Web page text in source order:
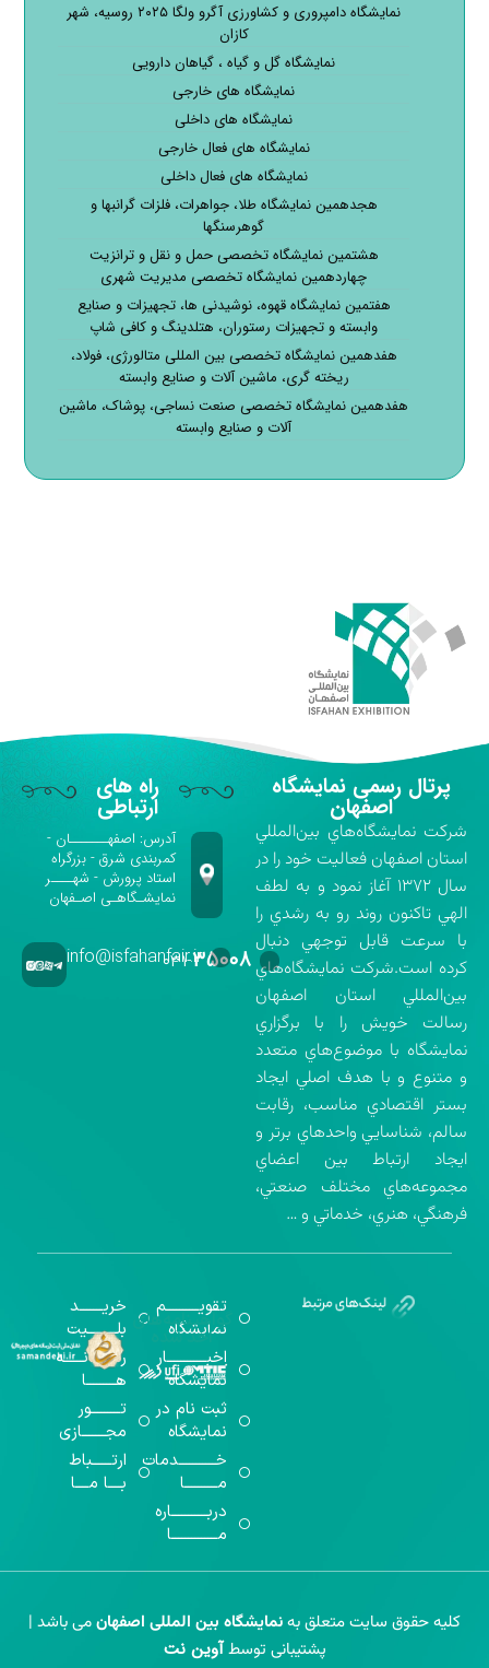
نمایشگاه دامپروری و کشاورزی آگرو ولگا ۲۰۲۵ روسیه، شهر
کازان
نمایشگاه گل و گیاه ، گیاهان دارویی
نمایشگاه های خارجی
نمایشگاه های داخلی
نمایشگاه های فعال خارجی
نمایشگاه های فعال داخلی
هجدهمین نمایشگاه طلا، جواهرات، فلزات گرانبها و
گوهرسنگها
هشتمین نمایشگاه تخصصی حمل و نقل و ترانزیت
چهاردهمین نمایشگاه تخصصی مدیریت شهری
هفتمین نمایشگاه قهوه، نوشیدنی ها، تجهیزات و صنایع
وابسته و تجهیزات رستوران، هتلدینگ و کافی شاپ
هفدهمین نمایشگاه تخصصی بین المللی متالورژی، فولاد،
ریخته گری، ماشین آلات و صنایع وابسته
هفدهمین نمایشگاه تخصصی صنعت نساجی، پوشاک، ماشین
آلات و صنایع وابسته
پرتال رسمی نمایشگاه
اصفهان
شركت نمايشگاه‌هاي بين‌المللي
استان اصفهان فعاليت خود را در
سال ۱۳۷۲ آغاز نمود و به لطف
الهي تاكنون روند رو به رشدي را
با سرعت قابل توجهي دنبال
كرده است.شركت نمايشگاه‌هاي
بين‌المللي استان اصفهان
رسالت خويش را با برگزاري
نمايشگاه با موضوع‌هاي متعدد
و متنوع و با هدف اصلي ايجاد
بستر اقتصادي مناسب، رقابت
سالم، شناسايي واحدهاي برتر و
ايجاد ارتباط بين اعضاي
مجموعه‌هاي مختلف صنعتي،
فرهنگي، هنري، خدماتي و …
راه های
ارتباطی
آدرس: اصفهـــــــان -
کمربندی شرق - بزرگراه
استاد پرورش - شهــــر
نمایشـگاهـی اصـفهان
۰۳۱-۳۵۰۰۸info@isfahanfair.ir
تقویــــــــــم
نمایشگاه
اخبــــــــــــار
نمایشگاه
ثبت نام در
نمایشگاه
خـــــــــــدمات
مــــــــــا
دربـــــــــــاره
مــــــــــــــا
خریـــــــد
بلـــــــــیت
رســـــانــــــه
هـــــــــا
تـــــــــور
مجـــــــازی
ارتــــــباط
بــــا مــــا
گواهینامه‌های
اخذ شده
کلیه حقوق سایت متعلق بهنمایشگاه بین المللی اصفهانمی باشد |
پشتیبانی توسطآوین نت